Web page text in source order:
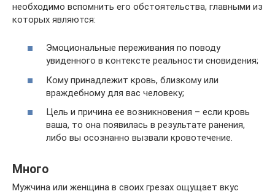
необходимо вспомнить его обстоятельства, главными из
которых являются:
Эмоциональные переживания по поводу
увиденного в контексте реальности сновидения;
Кому принадлежит кровь, близкому или
враждебному для вас человеку;
Цель и причина ее возникновения – если кровь
ваша, то она появилась в результате ранения,
либо вы осознанно вызвали кровотечение.
Много
Мужчина или женщина в своих грезах ощущает вкус